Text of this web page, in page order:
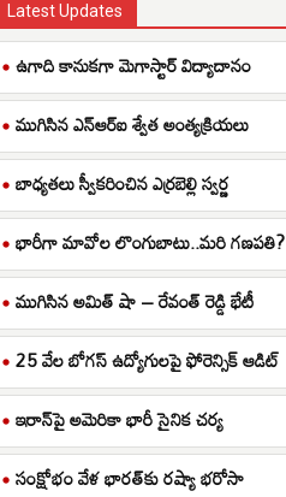
Latest Updates
ఉగాది కానుకగా మెగాస్టార్ విద్యాదానం
ముగిసిన ఎన్ఆర్ఐ శ్వేత అంత్యక్రియలు
బాధ్యతలు స్వీకరించిన ఎర్రబెల్లి స్వర్ణ
భారీగా మావోల లొంగుబాటు..మరి గణపతి?
ముగిసిన అమిత్ షా – రేవంత్ రెడ్డి భేటీ
25 వేల బోగస్ ఉద్యోగులపై ఫోరెన్సిక్ ఆడిట్
ఇరాన్‌పై అమెరికా భారీ సైనిక చర్య
సంక్షోభం వేళ భారత్‌కు రష్యా భరోసా